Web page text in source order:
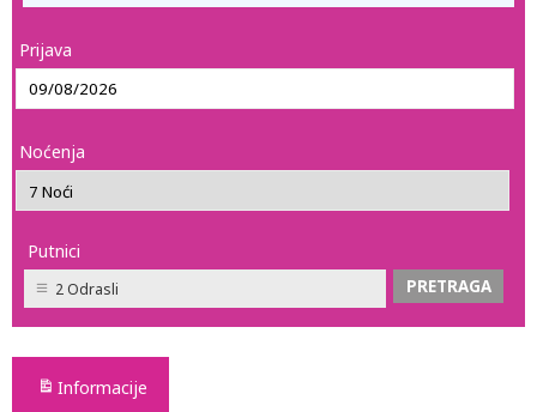
Prijava
Noćenja
Putnici
2 Odrasli
Informacije